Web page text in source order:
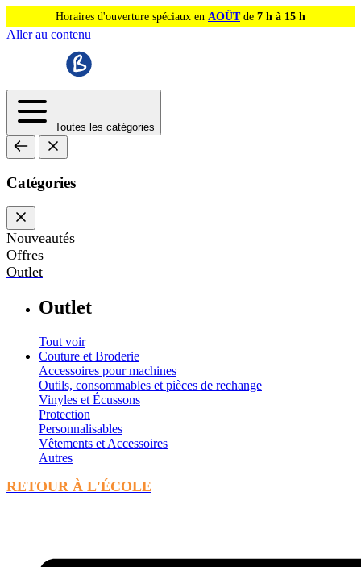
Horaires d'ouverture spéciaux en AOÛTde 7 h à 15 h
Aller au contenu
Toutes les catégories
Catégories
Nouveautés
Offres
Outlet
Outlet
Tout voir
Couture et Broderie
Accessoires pour machines
Outils, consommables et pièces de rechange
Vinyles et Écussons
Protection
Personnalisables
Vêtements et Accessoires
Autres
RETOUR À L'ÉCOLE